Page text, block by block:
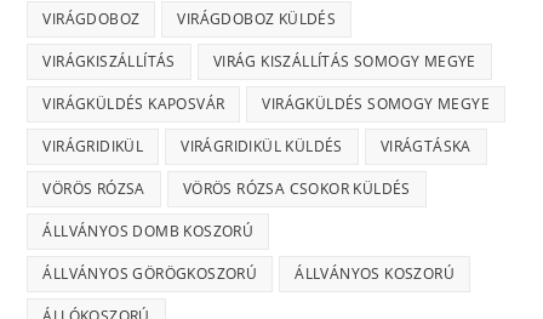
VIRÁGDOBOZ VIRÁGDOBOZ KÜLDÉS
VIRÁGKISZÁLLÍTÁS VIRÁG KISZÁLLÍTÁS SOMOGY MEGYE
VIRÁGKÜLDÉS KAPOSVÁR VIRÁGKÜLDÉS SOMOGY MEGYE
VIRÁGRIDIKÜL VIRÁGRIDIKÜL KÜLDÉS VIRÁGTÁSKA
VÖRÖS RÓZSA VÖRÖS RÓZSA CSOKOR KÜLDÉS
ÁLLVÁNYOS DOMB KOSZORÚ
ÁLLVÁNYOS GÖRÖGKOSZORÚ ÁLLVÁNYOS KOSZORÚ